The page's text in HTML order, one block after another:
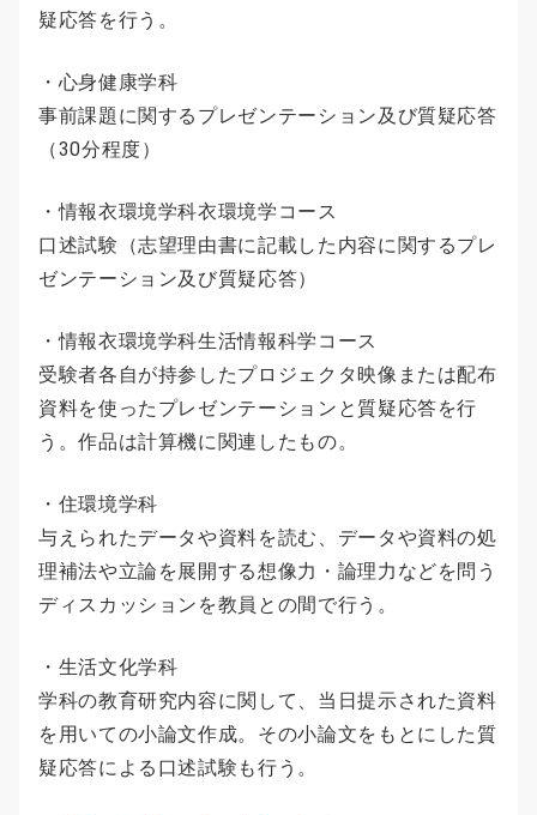
疑応答を行う。
・心身健康学科
事前課題に関するプレゼンテーション及び質疑応答
（30分程度）
・情報衣環境学科衣環境学コース
口述試験（志望理由書に記載した内容に関するプレ
ゼンテーション及び質疑応答）
・情報衣環境学科生活情報科学コース
受験者各自が持参したプロジェクタ映像または配布
資料を使ったプレゼンテーションと質疑応答を行
う。作品は計算機に関連したもの。
・住環境学科
与えられたデータや資料を読む、データや資料の処
理補法や立論を展開する想像力・論理力などを問う
ディスカッションを教員との間で行う。
・生活文化学科
学科の教育研究内容に関して、当日提示された資料
を用いての小論文作成。その小論文をもとにした質
疑応答による口述試験も行う。